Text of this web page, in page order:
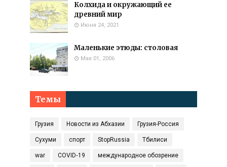
Колхида и окружающий ее
древний мир
Июня 24, 2021
Маленькие этюды: столовая
Мая 01, 2006
Темы
Грузия Новости из Абхазии Грузия-Россия
Сухуми спорт StopRussia Тбилиси
war COVID‑19 международное обозрение